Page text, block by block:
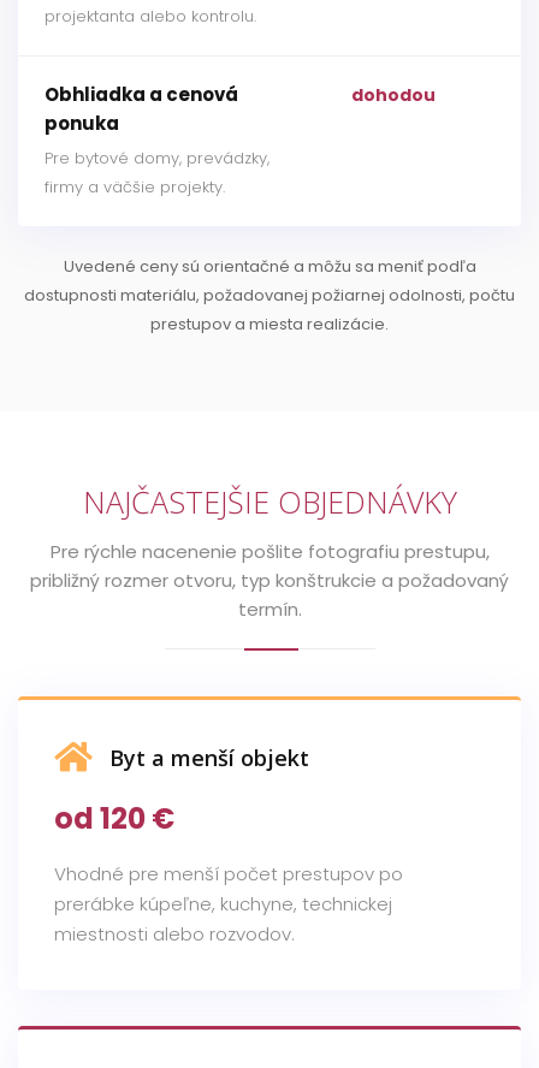
projektanta alebo kontrolu.
Obhliadka a cenová
ponuka
Pre bytové domy, prevádzky,
firmy a väčšie projekty.
dohodou
Uvedené ceny sú orientačné a môžu sa meniť podľa
dostupnosti materiálu, požadovanej požiarnej odolnosti, počtu
prestupov a miesta realizácie.
NAJČASTEJŠIE OBJEDNÁVKY
Pre rýchle nacenenie pošlite fotografiu prestupu,
približný rozmer otvoru, typ konštrukcie a požadovaný
termín.
Byt a menší objekt
od 120 €
Vhodné pre menší počet prestupov po
prerábke kúpeľne, kuchyne, technickej
miestnosti alebo rozvodov.